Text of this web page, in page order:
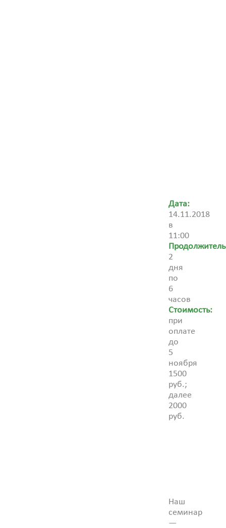
Дата:
14.11.2018
в
11:00
2
дня
по
6
часов
Стоимость:
при
оплате
до
5
ноября
1500
руб.;
далее
2000
руб.
Наш
семинар
—